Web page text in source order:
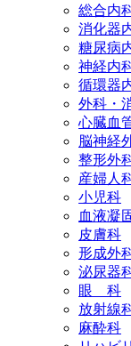
総合内
消化器
糖尿病
神経内
循環器
外科・
心臓血
脳神経
整形外
産婦人
小児科
血液凝
皮膚科
形成外
泌尿器
眼 科
放射線
麻酔科